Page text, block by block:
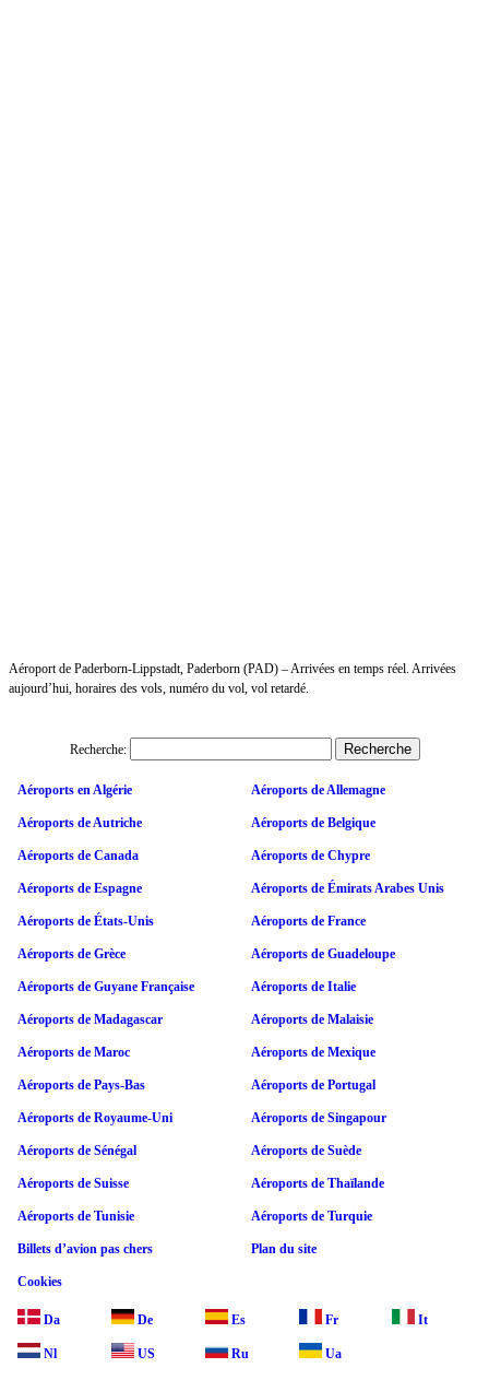
Aéroport de Paderborn-Lippstadt, Paderborn (PAD) – Arrivées en temps réel. Arrivées
aujourd’hui, horaires des vols, numéro du vol, vol retardé.
Recherche:
Aéroports en Algérie Aéroports de Allemagne
Aéroports de Autriche Aéroports de Belgique
Aéroports de Canada Aéroports de Chypre
Aéroports de Espagne Aéroports de Émirats Arabes Unis
Aéroports de États-Unis Aéroports de France
Aéroports de Grèce Aéroports de Guadeloupe
Aéroports de Guyane Française Aéroports de Italie
Aéroports de Madagascar Aéroports de Malaisie
Aéroports de Maroc Aéroports de Mexique
Aéroports de Pays-Bas Aéroports de Portugal
Aéroports de Royaume-Uni Aéroports de Singapour
Aéroports de Sénégal Aéroports de Suède
Aéroports de Suisse Aéroports de Thaïlande
Aéroports de Tunisie Aéroports de Turquie
Billets d’avion pas chers Plan du site
Cookies
Da De Es Fr It
Nl US Ru Ua